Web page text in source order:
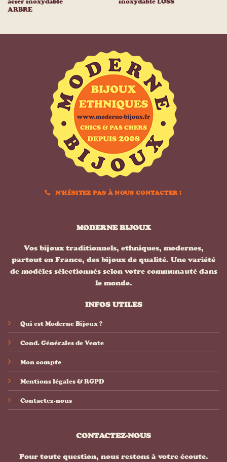
ARBRE
N'HÉSITEZ PAS À NOUS CONTACTER !
MODERNE BIJOUX
Vos bijoux traditionnels, ethniques, modernes,
partout en France, des bijoux de qualité. Une variété
de modèles sélectionnés selon votre communauté dans
le monde.
INFOS UTILES
Qui est Moderne Bijoux ?
Cond. Générales de Vente
Mon compte
Mentions légales & RGPD
Contactez-nous
CONTACTEZ-NOUS
Pour toute question, nous restons à votre écoute.